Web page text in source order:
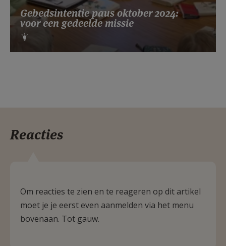
Gebedsintentie paus oktober 2024:
voor een gedeelde missie
Reacties
Om reacties te zien en te reageren op dit artikel
moet je je eerst even aanmelden via het menu
bovenaan. Tot gauw.